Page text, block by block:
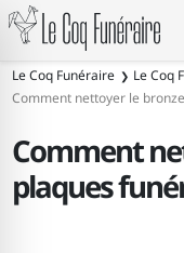
Le Coq Funéraire
Le Coq
Comment nettoyer le
Comment
plaques